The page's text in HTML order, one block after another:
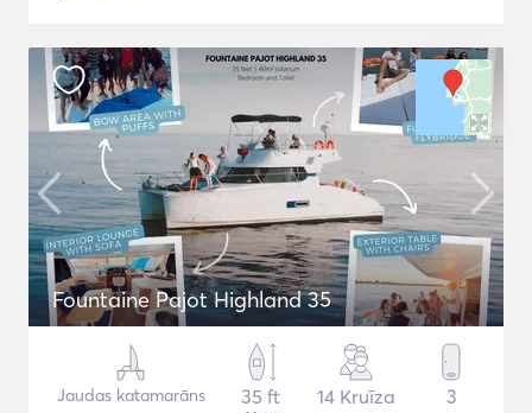
Fountaine Pajot Highland 35
Jaudas katamarāns
35 ft
14 Kruīza 3